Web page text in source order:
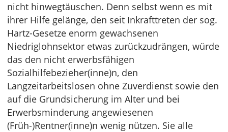
nicht hinwegtäuschen. Denn selbst wenn es mit
ihrer Hilfe gelänge, den seit Inkrafttreten der sog.
Hartz-Gesetze enorm gewachsenen
Niedriglohnsektor etwas zurückzudrängen, würde
das den nicht erwerbsfähigen
Sozialhilfebezieher(inne)n, den
Langzeitarbeitslosen ohne Zuverdienst sowie den
auf die Grundsicherung im Alter und bei
Erwerbsminderung angewiesenen
(Früh-)Rentner(inne)n wenig nützen. Sie alle